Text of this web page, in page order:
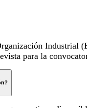
Industrial
para la